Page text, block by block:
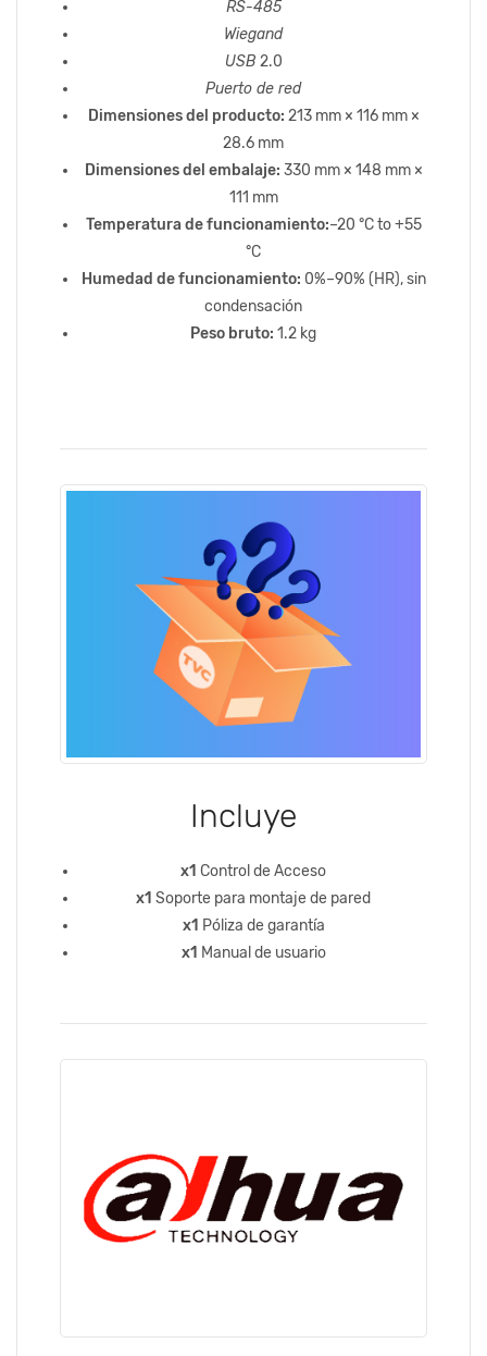
RS-485
Wiegand
USB 2.0
Puerto de red
Dimensiones del producto: 213 mm × 116 mm ×
28.6 mm
Dimensiones del embalaje: 330 mm × 148 mm ×
111 mm
Temperatura de funcionamiento:–20 °C to +55
°C
Humedad de funcionamiento: 0%–90% (HR), sin
condensación
Peso bruto: 1.2 kg
Incluye
x1 Control de Acceso
x1 Soporte para montaje de pared
x1 Póliza de garantía
x1 Manual de usuario